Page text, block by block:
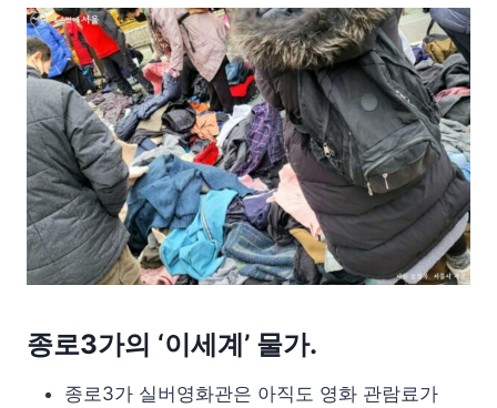
종로3가의 ‘이세계’ 물가.
종로3가 실버영화관은 아직도 영화 관람료가